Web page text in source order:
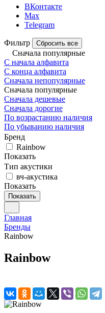
ВКонтакте
Max
Telegram
Фильтр Сбросить все
Сначала популярные
С начала алфавита
С конца алфавита
Сначала непопулярные
Сначала популярные
Сначала дешевые
Сначала дорогие
По возрастанию наличия
По убыванию наличия
Бренд
Rainbow
Показать
Тип акустики
вч-акустика
Показать
Показать
Главная
Бренды
Rainbow
Rainbow